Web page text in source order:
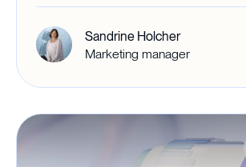
Sandrine Holcher
Marketing manager